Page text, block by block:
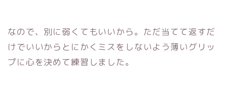
なので、別に弱くてもいいから。
ただ当てて返すだ
けでいいからとにかくミスをしないよう薄いグリ ッ
プに心を決めて練習しました。